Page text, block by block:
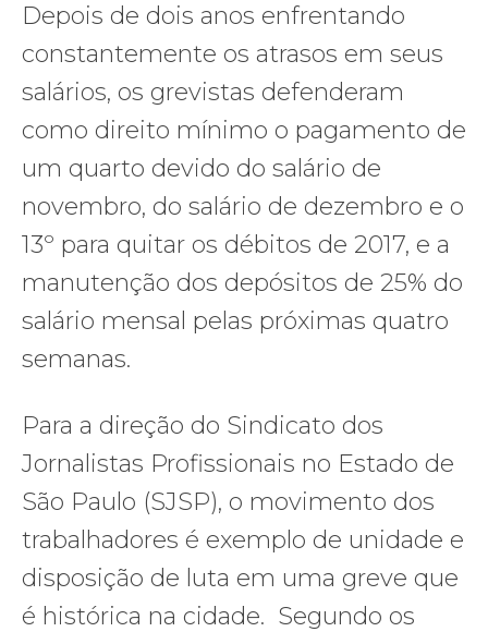
Depois de dois anos enfrentando
constantemente os atrasos em seus
salários, os grevistas defenderam
como direito mínimo o pagamento de
um quarto devido do salário de
novembro, do salário de dezembro e o
13º para quitar os débitos de 2017, e a
manutenção dos depósitos de 25% do
salário mensal pelas próximas quatro
semanas.
Para a direção do Sindicato dos
Jornalistas Profissionais no Estado de
São Paulo (SJSP), o movimento dos
trabalhadores é exemplo de unidade e
disposição de luta em uma greve que
é histórica na cidade. Segundo os